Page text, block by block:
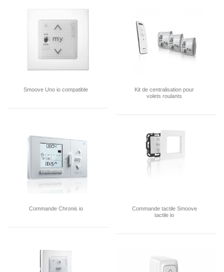
Smoove Uno io compatible
Kit de centralisation pour
volets roulants
Commande Chronis io
Commande tactile Smoove
tactile io